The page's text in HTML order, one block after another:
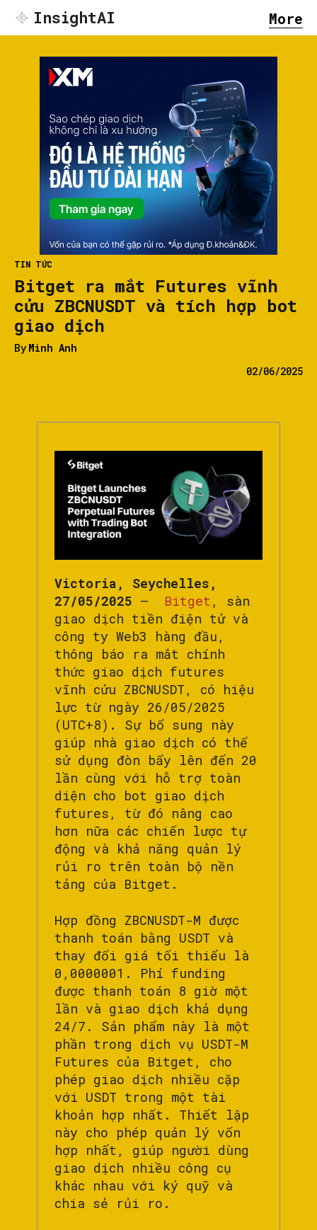
InsightAI More
TIN TỨC
Bitget ra mắt Futures vĩnh
cửu ZBCNUSDT và tích hợp bot
giao dịch
By Minh Anh
02/06/2025
Victoria, Seychelles,
27/05/2025 – Bitget , sàn
giao dịch tiền điện tử và
công ty Web3 hàng đầu,
thông báo ra mắt chính
thức giao dịch futures
vĩnh cửu ZBCNUSDT, có hiệu
lực từ ngày 26/05/2025
(UTC+8). Sự bổ sung này
giúp nhà giao dịch có thể
sử dụng đòn bẩy lên đến 20
lần cùng với hỗ trợ toàn
diện cho bot giao dịch
futures, từ đó nâng cao
hơn nữa các chiến lược tự
động và khả năng quản lý
rủi ro trên toàn bộ nền
tảng của Bitget.
Hợp đồng ZBCNUSDT-M được
thanh toán bằng USDT và
thay đổi giá tối thiểu là
0,0000001. Phí funding
được thanh toán 8 giờ một
lần và giao dịch khả dụng
24/7. Sản phẩm này là một
phần trong dịch vụ USDT-M
Futures của Bitget, cho
phép giao dịch nhiều cặp
với USDT trong một tài
khoản hợp nhất. Thiết lập
này cho phép quản lý vốn
hợp nhất, giúp người dùng
giao dịch nhiều công cụ
khác nhau với ký quỹ và
chia sẻ rủi ro.